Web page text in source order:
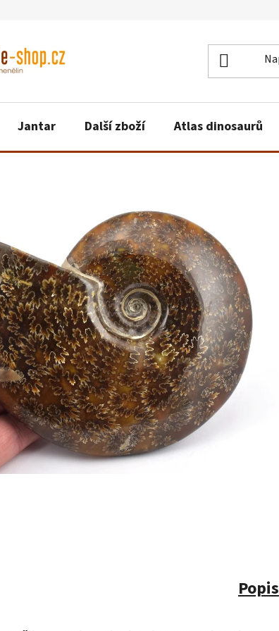
Jantar Další zboží Atlas dinosaurů
Popis